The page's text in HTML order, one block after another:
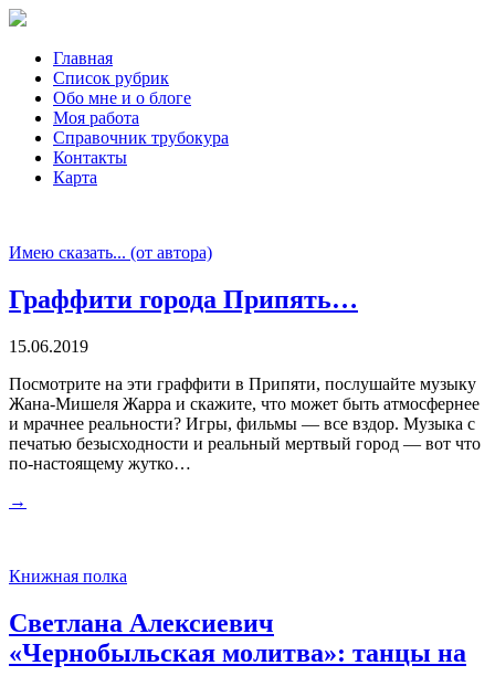
Главная
Список рубрик
Обо мне и о блоге
Моя работа
Справочник трубокура
Контакты
Карта
Имею сказать... (от автора)
Граффити города Припять…
15.06.2019
Посмотрите на эти граффити в Припяти, послушайте музыку
Жана-Мишеля Жарра и скажите, что может быть атмосфернее
и мрачнее реальности? Игры, фильмы — все вздор. Музыка с
печатью безысходности и реальный мертвый город — вот что
по-настоящему жутко…
→
Книжная полка
Светлана Алексиевич
«Чернобыльская молитва»: танцы на